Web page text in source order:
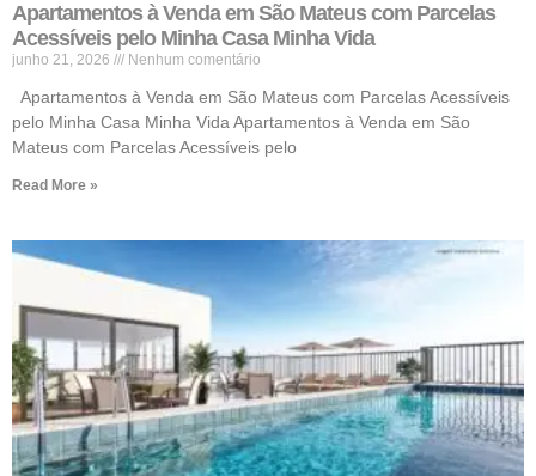
Apartamentos à Venda em São Mateus com Parcelas
Acessíveis pelo Minha Casa Minha Vida
junho 21, 2026 Nenhum comentário
Apartamentos à Venda em São Mateus com Parcelas Acessíveis
pelo Minha Casa Minha Vida Apartamentos à Venda em São
Mateus com Parcelas Acessíveis pelo
Read More »